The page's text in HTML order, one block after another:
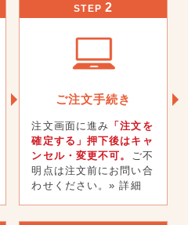
STEP 2
ご注文手続き
注文画面に進み 「注文を
確定する」押下後はキャ
ンセル・変更不可。 ご不
明点は注文前にお問い合
わせください。» 詳細